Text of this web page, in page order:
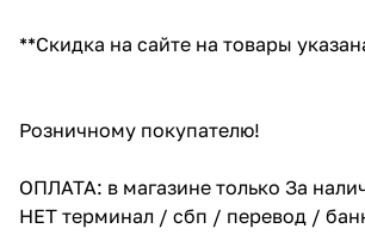
**Скидка на сайте на товары
Розничному покупателю!
ОПЛАТА: в магазине только За
НЕТ терминал / сбп / перевод /